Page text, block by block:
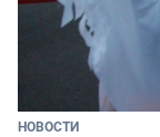
НОВОСТИ